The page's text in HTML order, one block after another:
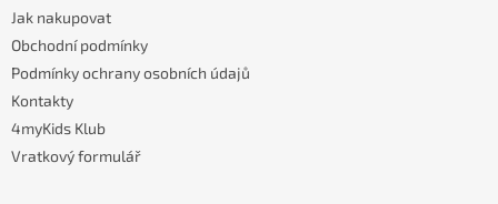
Jak nakupovat
Obchodní podmínky
Podmínky ochrany osobních údajů
Kontakty
4myKids Klub
Vratkový formulář